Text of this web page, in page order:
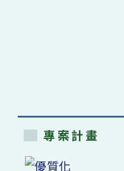
專案計畫